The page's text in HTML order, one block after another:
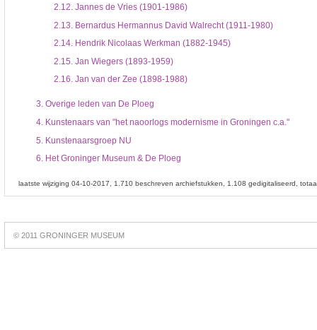
2.12.Jannes de Vries (1901-1986)
2.13. Bernardus Hermannus David Walrecht (1911-1980)
2.14.Hendrik Nicolaas Werkman (1882-1945)
2.15. Jan Wiegers (1893-1959)
2.16.Jan van der Zee (1898-1988)
3.Overige leden van De Ploeg
4.Kunstenaars van "het naoorlogs modernisme in Groningen c.a."
5. Kunstenaarsgroep NU
6.Het Groninger Museum & De Ploeg
laatste wijziging 04-10-2017 1.710 beschreven archiefstukken 1.108 gedigitaliseerd
online
slots
© 2011 GRONINGER MUSEUM